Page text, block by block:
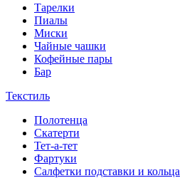
Тарелки
Пиалы
Миски
Чайные чашки
Кофейные пары
Бар
Текстиль
Полотенца
Скатерти
Тет-а-тет
Фартуки
Салфетки подставки и кольца